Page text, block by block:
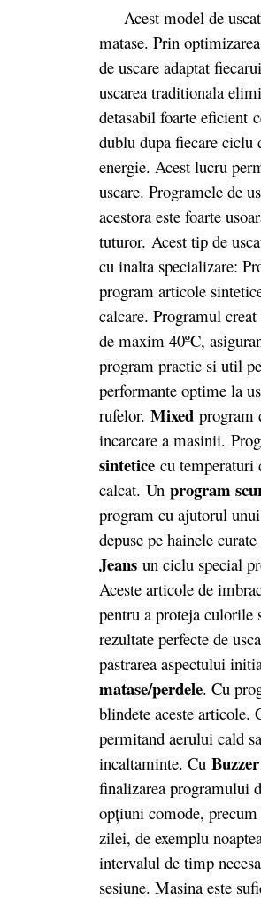
Acest model de
matase. Prin
de uscare adaptat
uscarea traditionala
detasabil foarte eficient
dublu dupa fiecare ciclu
energie. Acest lucru
uscare. Programele de
acestora este foarte
tuturor. Acest tip de
cu inalta specializare:
program articole
calcare. Programul
de maxim 40ºC,
program practic si util
performante optime la
rufelor. Mixed program
incarcare a masinii.
sintetice cu temperaturi
calcat. Un program
program cu ajutorul
depuse pe hainele
Jeans un ciclu special
Aceste articole de
pentru a proteja culorile
rezultate perfecte de
pastrarea aspectului
matase/perdele. Cu
blindete aceste articole.
permitand aerului cald
incaltaminte. Cu Buzzer
finalizarea programului
opţiuni comode, precum
zilei, de exemplu
intervalul de timp
sesiune. Masina este